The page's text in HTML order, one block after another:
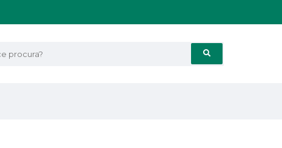
procura?